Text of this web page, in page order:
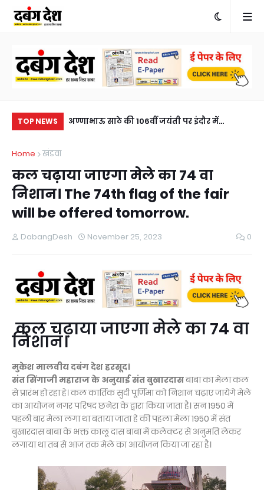
TOP NEWS
एक आरोपी
horse
अण्णाभाऊ साठे की 106वीं जयंती पर इंदौर में
106th birth anniversary of Annabhau Sathe,
a grand procession created history.
Home खंडवा
कल चढ़ाया जाएगा मेले का 74 वा
निशान। The 74th flag of the fair
will be offered tomorrow.
DabangDesh November 25, 2023 0
कल चढ़ाया जाएगा मेले का 74 वा
निशान।
मुकेश मालवीय दबंग देश हरसूद।
संत सिंगाजी महाराज के अनुयाई संत बुखारदासबाबा का मेला कल
से प्रारंभ हो रहा हे। कल कार्तिक सुदी पूर्णिमा को निशान चढ़ाए जायेगे मेले
का आयोजन नगर परिषद छनेरा के द्वारा किया जाता है। सन 1950 में
पहली बार मेला लगा था बताया जाता हे की पहला मेला 1950 में संत
बुखारदास बाबा के भक्त कालू दास बाबा में कलेक्टर से अनुमति लेकर
लगाया था तब से आज तक मेले का आयोजन किया जा रहा है।